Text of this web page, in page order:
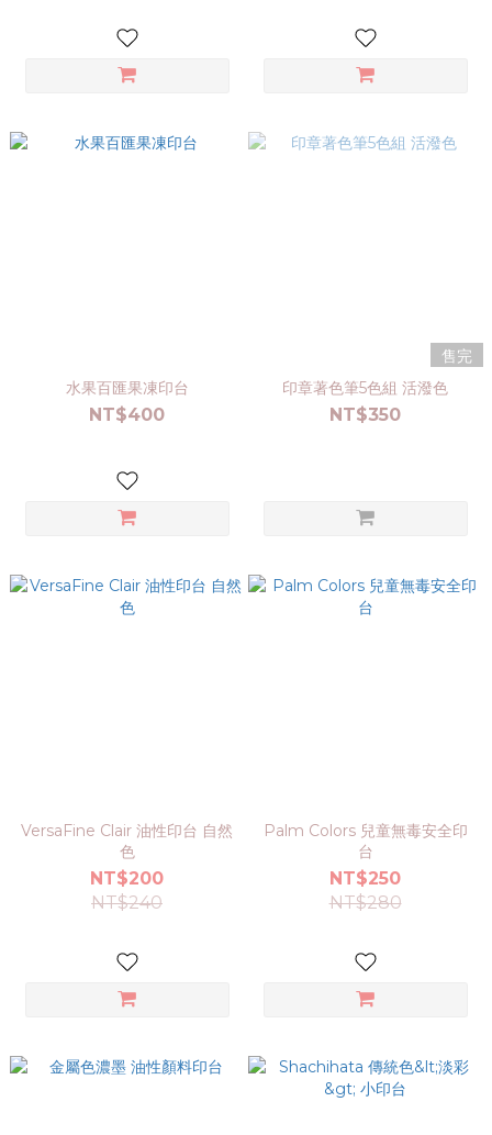
水果百匯果凍印台
NT$400
售完
印章著色筆5色組 活潑色
NT$350
VersaFine Clair 油性印台 自然
色
NT$200
NT$240
Palm Colors 兒童無毒安全印
台
NT$250
NT$280